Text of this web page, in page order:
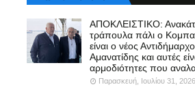
ΑΠΟΚΛΕΙΣΤΙΚΟ:
τράπουλα πάλι ο
είναι ο νέος
Αμανατίδης και αυτές
αρμοδιότητες που
Παρασκευή, Ιουλίου 31, 2026